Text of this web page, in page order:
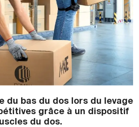
du bas du dos lors du levage
grâce à un dispositif
du dos.